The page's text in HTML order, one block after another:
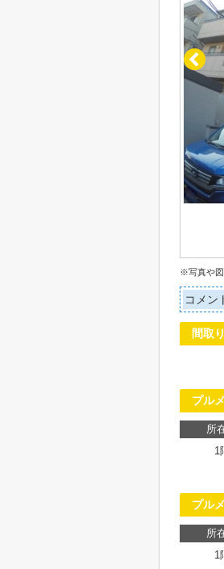
※写真や図
コメン
間取り
プル
所
1
プル
所
1